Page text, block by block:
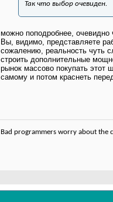
Так что выбор очевиден.
можно поподробнее, очевидно
Вы, видимо, представляете
сожалению, реальность чуть
строить дополнительные
рынок массово покупать этот
самому и потом краснеть
Bad programmers worry about the